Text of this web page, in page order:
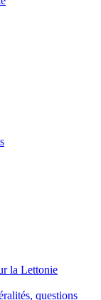
la Lettonie
questions